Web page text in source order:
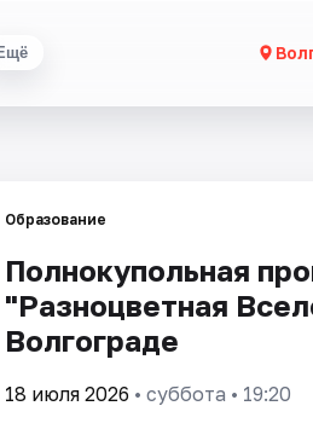
Образование
Полнокупольная
"Разноцветная
Волгограде
18 июля 2026 • суббота • 19:20